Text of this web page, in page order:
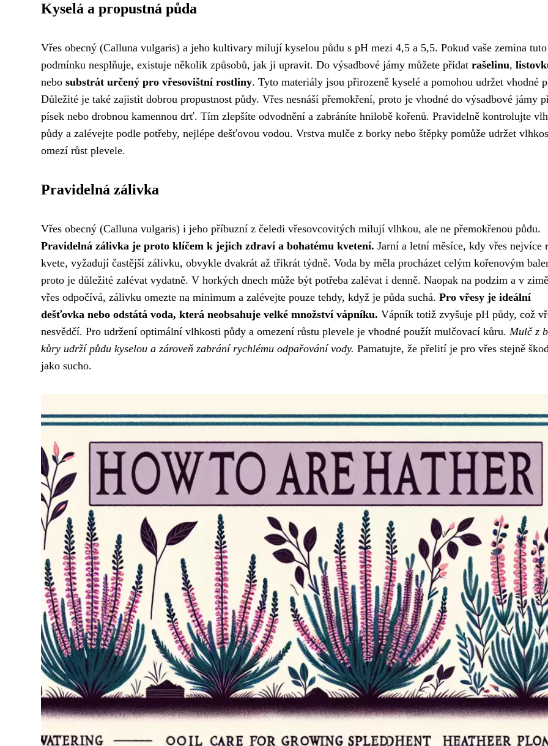
Kyselá a propustná půda
Vřes obecný (Calluna vulgaris) a jeho kultivary milují kyselou půdu s pH mezi 4,5 a 5,5. Pokud vaše zemina tuto
podmínku nesplňuje, existuje několik způsobů, jak ji upravit. Do výsadbové jámy můžete přidat rašelinu,
nebo substrát určený pro vřesovištní rostliny. Tyto materiály jsou přirozeně kyselé a pomohou udržet vhodné
Důležité je také zajistit dobrou propustnost půdy. Vřes nesnáší přemokření, proto je vhodné do výsadbové jámy
písek nebo drobnou kamennou drť. Tím zlepšíte odvodnění a zabráníte hnilobě kořenů. Pravidelně kontrolujte
půdy a zalévejte podle potřeby, nejlépe dešťovou vodou. Vrstva mulče z borky nebo štěpky pomůže udržet
omezí růst plevele.
Pravidelná zálivka
Vřes obecný (Calluna vulgaris) i jeho příbuzní z čeledi vřesovcovitých milují vlhkou, ale ne přemokřenou půdu.
Pravidelná zálivka je proto klíčem k jejich zdraví a bohatému kvetení. Jarní a letní měsíce, kdy vřes nejvíce
kvete, vyžadují častější zálivku, obvykle dvakrát až třikrát týdně. Voda by měla procházet celým kořenovým
proto je důležité zalévat vydatně. V horkých dnech může být potřeba zalévat i denně. Naopak na podzim a v
vřes odpočívá, zálivku omezte na minimum a zalévejte pouze tehdy, když je půda suchá. Pro vřesy je ideální
dešťovka nebo odstátá voda, která neobsahuje velké množství vápníku. Vápník totiž zvyšuje pH půdy, což
nesvědčí. Pro udržení optimální vlhkosti půdy a omezení růstu plevele je vhodné použít mulčovací kůru. Mulč z
kůry udrží půdu kyselou a zároveň zabrání rychlému odpařování vody. Pamatujte, že přelití je pro vřes stejně
jako sucho.